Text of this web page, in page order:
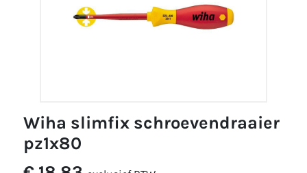
wiha slimfix schroevendraaier
pz1x80